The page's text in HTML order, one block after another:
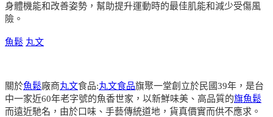
身體機能和改善姿勢，幫助提升運動時的最佳肌能和減少受傷風
險。
魚鬆 丸文
關於魚鬆廠商丸文食品:丸文食品旗聚一堂創立於民國39年，是台
中一家近60年老字號的魚香世家，以新鮮味美、高品質的旗魚鬆
而遠近馳名，由於口味、手藝傳統道地，貨真價實而供不應求。